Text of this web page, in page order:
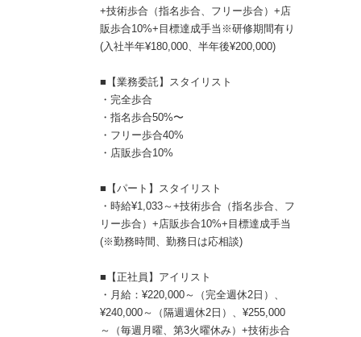
+技術歩合（指名歩合、フリー歩合）+店
販歩合10%+目標達成手当※研修期間有り
(入社半年¥180,000、半年後¥200,000)
■【業務委託】スタイリスト
・完全歩合
・指名歩合50%〜
・フリー歩合40%
・店販歩合10%
■【パート】スタイリスト
・時給¥1,033～+技術歩合（指名歩合、フ
リー歩合）+店販歩合10%+目標達成手当
(※勤務時間、勤務日は応相談)
■【正社員】アイリスト
・月給：¥220,000～（完全週休2日）、
¥240,000～（隔週週休2日）、¥255,000
～（毎週月曜、第3火曜休み）+技術歩合